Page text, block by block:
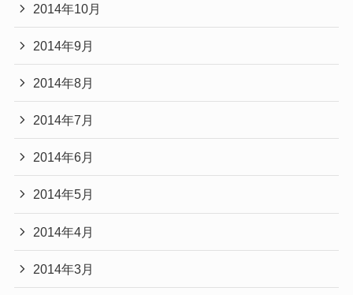
2014年10月
2014年9月
2014年8月
2014年7月
2014年6月
2014年5月
2014年4月
2014年3月